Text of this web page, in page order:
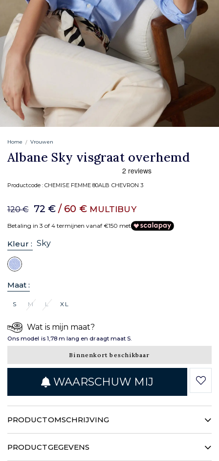
Home Vrouwen
Albane Sky visgraat overhemd
Productcode :CHEMISE FEMME 80ALB CHEVRON 3
120 € 72 € / 60 € MULTIBUY
Betaling in 3 of 4 termijnen vanaf €150 met
Kleur : Sky
Maat :
S M L XL
Wat is mijn maat?
Ons model is 1,78 m lang en draagt maat S.
Binnenkort beschikbaar
WAARSCHUW MIJ
PRODUCTOMSCHRIJVING
authentieke spirit. De typische visgraatstof benadrukt
PRODUCTGEGEVENS